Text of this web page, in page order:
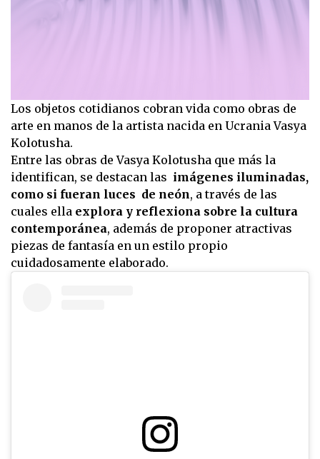
Los objetos cotidianos cobran vida como obras de
arte en manos de la artista nacida en Ucrania Vasya
Kolotusha.
Entre las obras de Vasya Kolotusha que más la
identifican, se destacan las imágenes iluminadas,
como si fueran luces de neón, a través de las
cuales ella explora y reflexiona sobre la cultura
contemporánea, además de proponer atractivas
piezas de fantasía en un estilo propio
cuidadosamente elaborado.